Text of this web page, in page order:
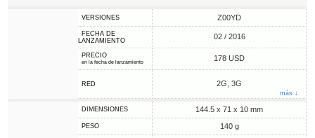
VERSIONES Z00YD
FECHA DE
LANZAMIENTO
02 / 2016
PRECIO
en la fecha de lanzamiento 178 USD
RED 2G, 3G
más ↓
DIMENSIONES 144.5 x 71 x 10 mm
PESO 140 g